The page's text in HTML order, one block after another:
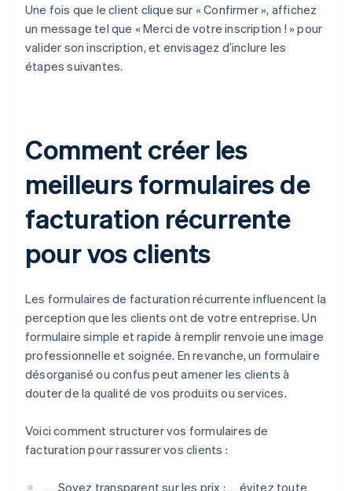
Une fois que le client clique sur « Confirmer », affichez
un message tel que « Merci de votre inscription ! » pour
valider son inscription, et envisagez d’inclure les
étapes suivantes.
Comment créer les
meilleurs formulaires de
facturation récurrente
pour vos clients
Les formulaires de facturation récurrente influencent la
perception que les clients ont de votre entreprise. Un
formulaire simple et rapide à remplir renvoie une image
professionnelle et soignée. En revanche, un formulaire
désorganisé ou confus peut amener les clients à
douter de la qualité de vos produits ou services.
Voici comment structurer vos formulaires de
facturation pour rassurer vos clients :
__ Soyez transparent sur les prix :__ évitez toute